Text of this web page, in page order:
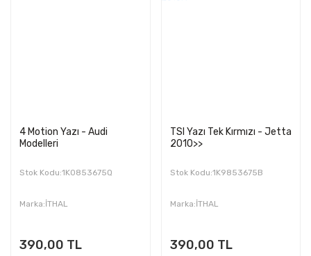
4 Motion Yazı - Audi
Modelleri
Stok Kodu:1K0853675Q
Marka:İTHAL
390,00 TL
TSI Yazı Tek Kırmızı - Jetta
2010>>
Stok Kodu:1K9853675B
Marka:İTHAL
390,00 TL